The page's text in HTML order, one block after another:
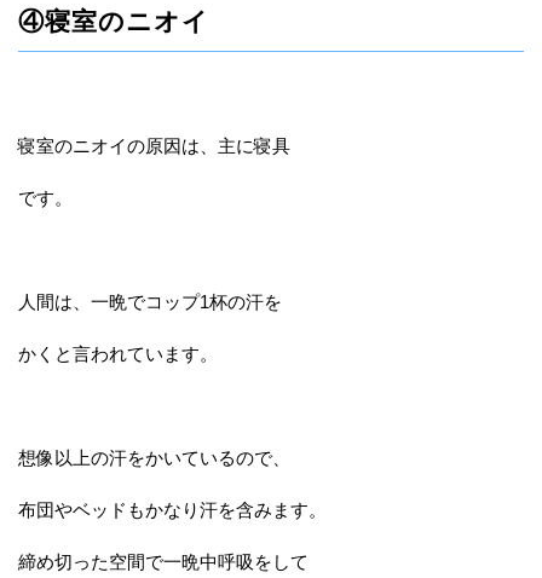
④寝室のニオイ
寝室のニオイの原因は、主に寝具
です。
人間は、一晩でコップ1杯の汗を
かくと言われています。
想像以上の汗をかいているので、
布団やベッドもかなり汗を含みます。
締め切った空間で一晩中呼吸をして